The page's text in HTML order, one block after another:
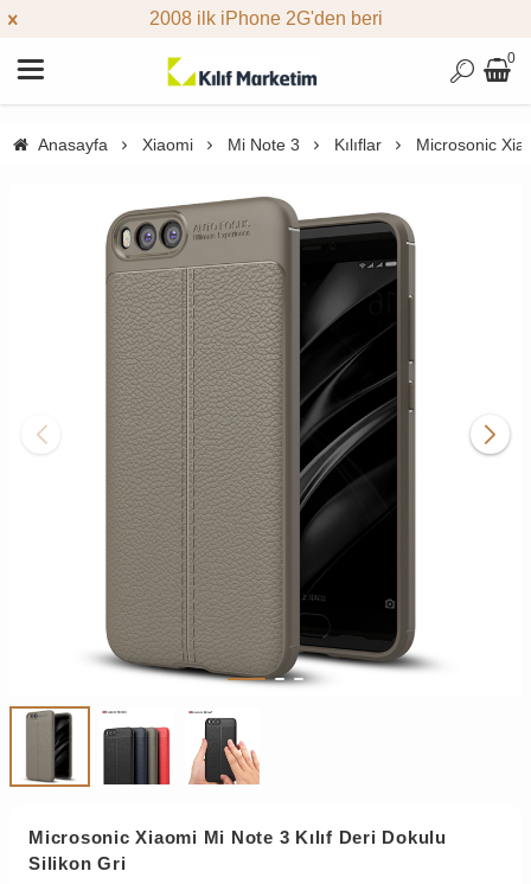
2008 ilk iPhone 2G'den beri
0
Anasayfa Xiaomi Mi Note 3 Kılıflar Microsonic
Microsonic Xiaomi Mi Note 3 Kılıf Deri Dokulu
Silikon Gri